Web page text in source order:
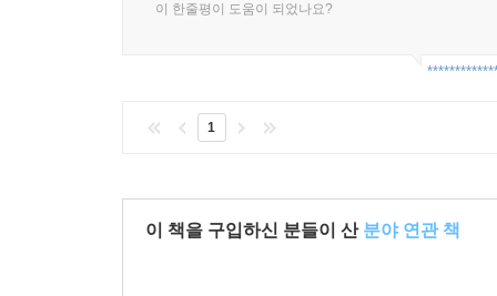
이 한줄평이 도움이 되었나요?
1
이 책을 구입하신 분들이 산 분야 연관 책